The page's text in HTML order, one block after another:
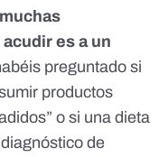
es a un
preguntado si
productos
o si una dieta
de